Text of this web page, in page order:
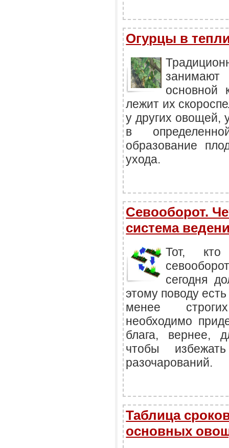
Огурцы в
основной
лежит их
у других овощей,
в
образование
ухода.
Севооборот.
система
Тот,
сегодня
этому поводу
менее
необходимо
блага, вернее,
чтобы
разочарований.
Таблица
основных